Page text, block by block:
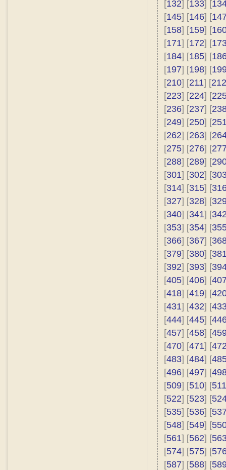
[132] [133] [
[145] [146] [
[158] [159] [
[171] [172] [
[184] [185] [
[197] [198] [
[210] [211] [212
[223] [224] [
[236] [237] [
[249] [250] [
[262] [263] [
[275] [276] [
[288] [289] [
[301] [302] [
[314] [315] [
[327] [328] [
[340] [341] [
[353] [354] [
[366] [367] [
[379] [380] [
[392] [393] [
[405] [406] [
[418] [419] [
[431] [432] [
[444] [445] [
[457] [458] [
[470] [471] [
[483] [484] [
[496] [497] [
[509] [510] [511
[522] [523] [
[535] [536] [
[548] [549] [
[561] [562] [
[574] [575] [
[587] [588] [